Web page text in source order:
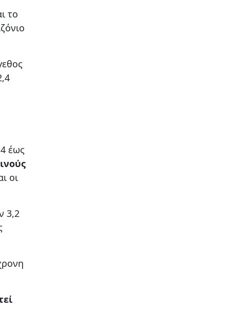
το
έως
οι
3,2